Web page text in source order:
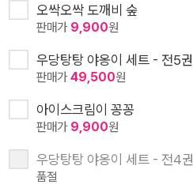
오싹오싹 도깨비 숲
판매가 9,900원
우당탕탕 야옹이 세트 - 전5권
판매가49,500원
아이스크림이 꽁꽁
판매가 9,900원
우당탕탕 야옹이 세트 - 전4권
품절